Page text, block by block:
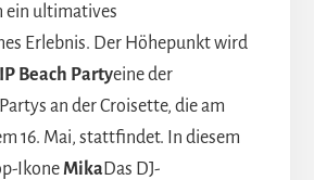
ein ultimatives
Erlebnis. Der Höhepunkt wird
Beach Partyeine der
an der Croisette, die am
16. Mai, stattfindet. In diesem
IkoneMika Das DJ-